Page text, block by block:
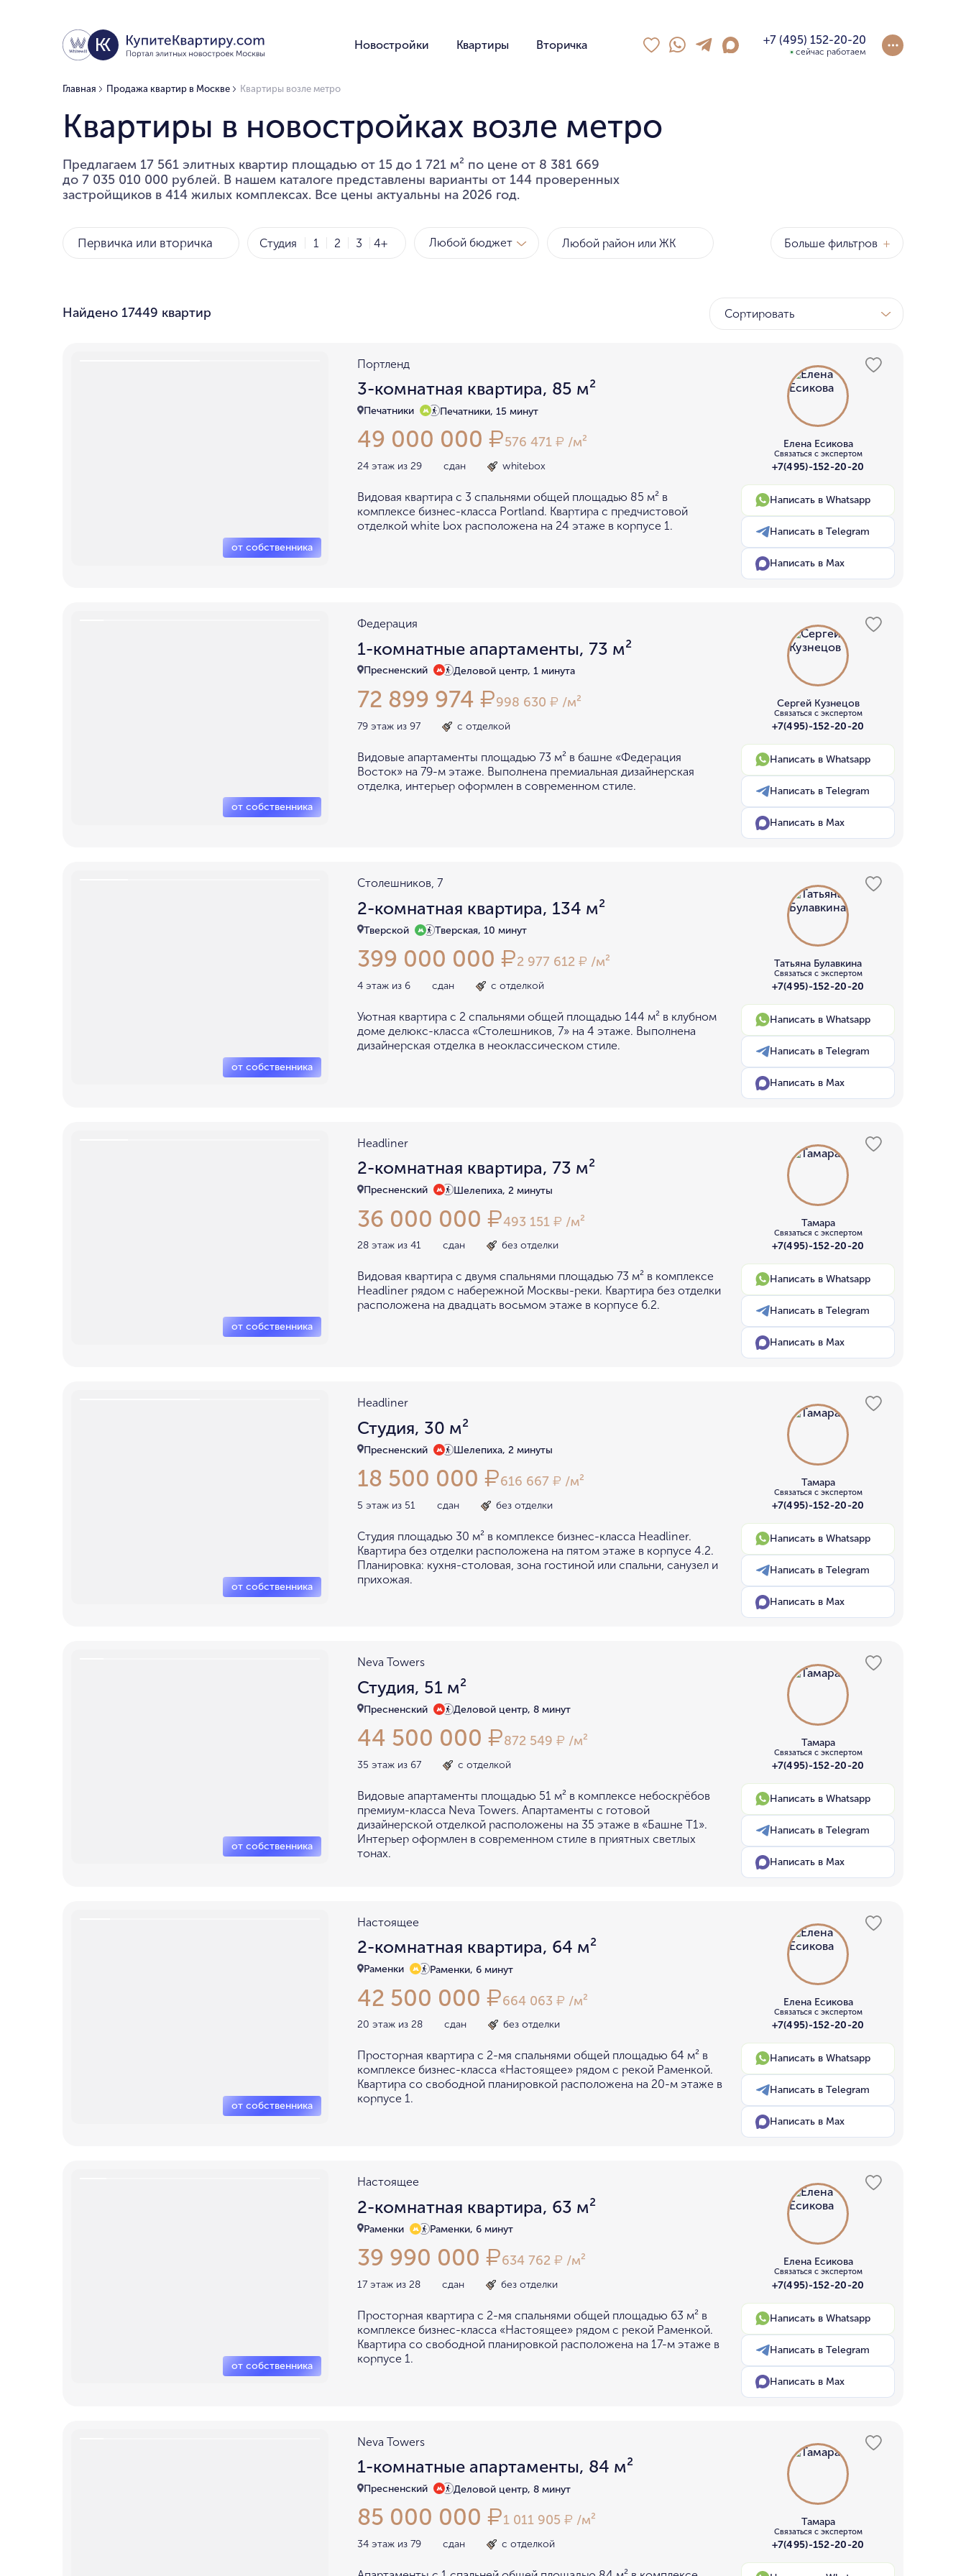
Новостройки Квартиры Вторичка +7 (495) 152-20-20
сейчас работаем
Главная Продажа квартир в Москве Квартиры возле метро
Квартиры в новостройках возле метро
Предлагаем 17 561 элитных квартир площадью от 15 до 1 721 м² по цене от 8 381 669
до 7 035 010 000 рублей. В нашем каталоге представлены варианты от 144 проверенных
застройщиков в 414 жилых комплексах. Все цены актуальны на 2026 год.
Первичка или вторичка Студия 1 2 3 4+ Любой бюджет
макс. цена
до 15 миллионов
у парка
в Долине реки Сетунь
Больше фильтров +
Найдено 17449 квартир Сортировать
Портленд
3-комнатная квартира, 85 м²
Печатники Печатники, 15 минут
49 000 000 ₽576 471 ₽ /м²
24 этаж из 29 сдан whitebox
Видовая квартира с 3 спальнями общей площадью 85 м² в
комплексе бизнес-класса Portland. Квартира с предчистовой
отделкой white box расположена на 24 этаже в корпусе 1.
Елена Есикова
Связаться с экспертом
+7(495)-152-20-20
Написать в Whatsapp
Написать в Telegram
Написать в Max
Федерация
1-комнатные апартаменты, 73 м²
Пресненский Деловой центр, 1 минута
72 899 974 ₽998 630 ₽ /м²
79 этаж из 97 с отделкой
Видовые апартаменты площадью 73 м² в башне «Федерация
Восток» на 79-м этаже. Выполнена премиальная дизайнерская
отделка, интерьер оформлен в современном стиле.
Сергей Кузнецов
Связаться с экспертом
+7(495)-152-20-20
Написать в Whatsapp
Написать в Telegram
Написать в Max
Столешников, 7
2-комнатная квартира, 134 м²
Тверской Тверская, 10 минут
399 000 000 ₽2 977 612 ₽ /м²
4 этаж из 6 сдан с отделкой
Уютная квартира с 2 спальнями общей площадью 144 м² в клубном
доме делюкс-класса «Столешников, 7» на 4 этаже. Выполнена
дизайнерская отделка в неоклассическом стиле.
Татьяна Булавкина
Связаться с экспертом
+7(495)-152-20-20
Написать в Whatsapp
Написать в Telegram
Написать в Max
Headliner
2-комнатная квартира, 73 м²
Пресненский Шелепиха, 2 минуты
36 000 000 ₽493 151 ₽ /м²
28 этаж из 41 сдан без отделки
Видовая квартира с двумя спальнями площадью 73 м² в комплексе
Headliner рядом с набережной Москвы-реки. Квартира без отделки
расположена на двадцать восьмом этаже в корпусе 6.2.
Тамара
Связаться с экспертом
+7(495)-152-20-20
Написать в Whatsapp
Написать в Telegram
Написать в Max
Headliner
Студия, 30 м²
Пресненский Шелепиха, 2 минуты
18 500 000 ₽616 667 ₽ /м²
5 этаж из 51 сдан без отделки
Cтудия площадью 30 м² в комплексе бизнес-класса Headliner.
Квартира без отделки расположена на пятом этаже в корпусе 4.2.
Планировка: кухня-столовая, зона гостиной или спальни, санузел и
прихожая.
Тамара
Связаться с экспертом
+7(495)-152-20-20
Написать в Whatsapp
Написать в Telegram
Написать в Max
Neva Towers
Студия, 51 м²
Пресненский Деловой центр, 8 минут
44 500 000 ₽872 549 ₽ /м²
35 этаж из 67 с отделкой
Видовые апартаменты площадью 51 м² в комплексе небоскрёбов
премиум-класса Neva Towers. Апартаменты с готовой
дизайнерской отделкой расположены на 35 этаже в «Башне Т1».
Интерьер оформлен в современном стиле в приятных светлых
тонах.
Тамара
Связаться с экспертом
+7(495)-152-20-20
Написать в Whatsapp
Написать в Telegram
Написать в Max
Настоящее
2-комнатная квартира, 64 м²
Раменки Раменки, 6 минут
42 500 000 ₽664 063 ₽ /м²
20 этаж из 28 сдан без отделки
Просторная квартира с 2-мя спальнями общей площадью 64 м² в
комплексе бизнес-класса «Настоящее» рядом с рекой Раменкой.
Квартира со свободной планировкой расположена на 20-м этаже в
корпусе 1.
Елена Есикова
Связаться с экспертом
+7(495)-152-20-20
Написать в Whatsapp
Написать в Telegram
Написать в Max
Настоящее
2-комнатная квартира, 63 м²
Раменки Раменки, 6 минут
39 990 000 ₽634 762 ₽ /м²
17 этаж из 28 сдан без отделки
Просторная квартира с 2-мя спальнями общей площадью 63 м² в
комплексе бизнес-класса «Настоящее» рядом с рекой Раменкой.
Квартира со свободной планировкой расположена на 17-м этаже в
корпусе 1.
Елена Есикова
Связаться с экспертом
+7(495)-152-20-20
Написать в Whatsapp
Написать в Telegram
Написать в Max
Neva Towers
1-комнатные апартаменты, 84 м²
Пресненский Деловой центр, 8 минут
85 000 000 ₽1 011 905 ₽ /м²
34 этаж из 79 сдан с отделкой
Тамара
Связаться с экспертом
+7(495)-152-20-20